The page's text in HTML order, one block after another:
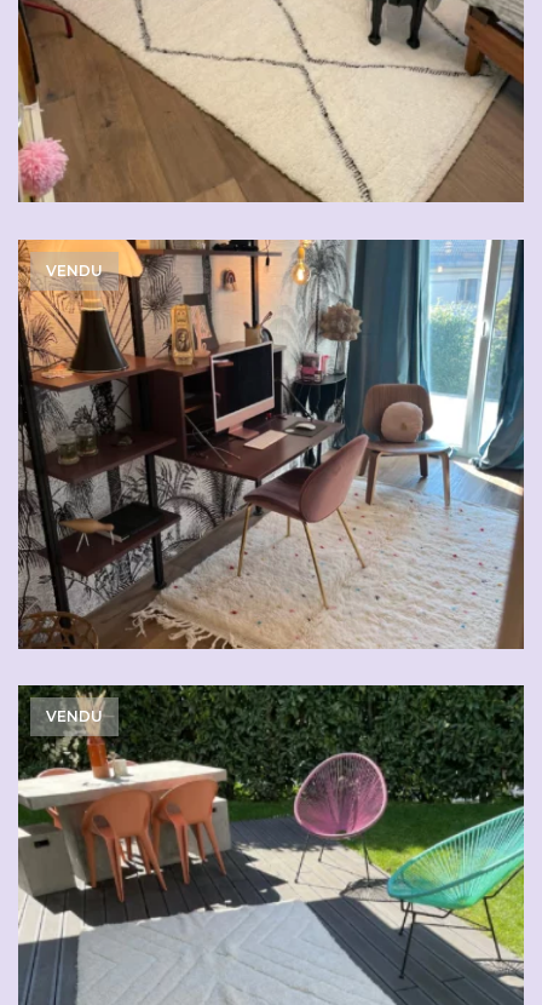
VENDU
VENDU